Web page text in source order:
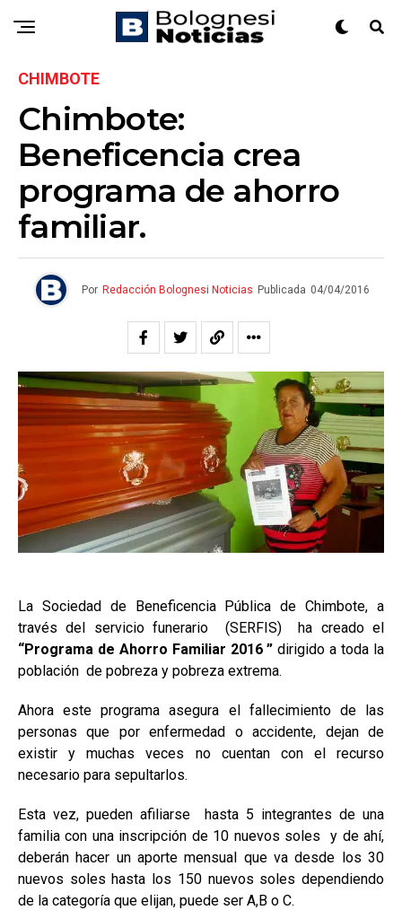
CHIMBOTE
Chimbote:
Beneficencia crea
programa de ahorro
familiar.
Por Redacción Bolognesi Noticias Publicada 04/04/2016
La Sociedad de Beneficencia Pública de Chimbote, a
través del servicio funerario (SERFIS) ha creado el
“Programa de Ahorro Familiar 2016 ” dirigido a toda la
población de pobreza y pobreza extrema.
Ahora este programa asegura el fallecimiento de las
personas que por enfermedad o accidente, dejan de
existir y muchas veces no cuentan con el recurso
necesario para sepultarlos.
Esta vez, pueden afiliarse hasta 5 integrantes de una
familia con una inscripción de 10 nuevos soles y de ahí,
deberán hacer un aporte mensual que va desde los 30
nuevos soles hasta los 150 nuevos soles dependiendo
de la categoría que elijan, puede ser A,B o C.